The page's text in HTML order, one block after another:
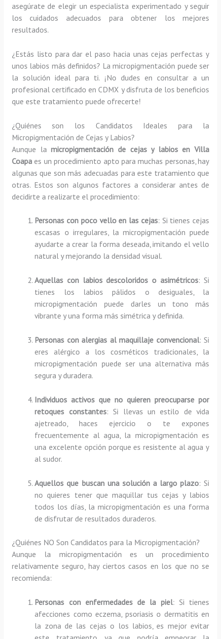
asegúrate de elegir un especialista experimentado y seguir
los cuidados adecuados para obtener los mejores
resultados.
¿Estás listo para dar el paso hacia unas cejas perfectas y
unos labios más definidos? La micropigmentación puede ser
la solución ideal para ti. ¡No dudes en consultar a un
profesional certificado en CDMX y disfruta de los beneficios
que este tratamiento puede ofrecerte!
¿Quiénes son los Candidatos Ideales para la
Micropigmentación de Cejas y Labios?
Aunque lamicropigmentación de cejas y labios en Villa
Coapaes un procedimiento apto para muchas personas, hay
algunas que son más adecuadas para este tratamiento que
otras. Estos son algunos factores a considerar antes de
decidirte a realizarte el procedimiento:
Personas con poco vello en las cejas: Si tienes cejas
escasas o irregulares, la micropigmentación puede
ayudarte a crear la forma deseada, imitando el vello
natural y mejorando la densidad visual.
Aquellas con labios descoloridos o asimétricos: Si
tienes los labios pálidos o desiguales, la
micropigmentación puede darles un tono más
vibrante y una forma más simétrica y definida.
Personas con alergias al maquillaje convencional: Si
eres alérgico a los cosméticos tradicionales, la
micropigmentación puede ser una alternativa más
segura y duradera.
Individuos activos que no quieren preocuparse por
retoques constantes: Si llevas un estilo de vida
ajetreado, haces ejercicio o te expones
frecuentemente al agua, la micropigmentación es
una excelente opción porque es resistente al agua y
al sudor.
Aquellos que buscan una solución a largo plazo: Si
no quieres tener que maquillar tus cejas y labios
todos los días, la micropigmentación es una forma
de disfrutar de resultados duraderos.
¿Quiénes NO Son Candidatos para la Micropigmentación?
Aunque la micropigmentación es un procedimiento
relativamente seguro, hay ciertos casos en los que no se
recomienda:
Personas con enfermedades de la piel: Si tienes
afecciones como eczema, psoriasis o dermatitis en
la zona de las cejas o los labios, es mejor evitar